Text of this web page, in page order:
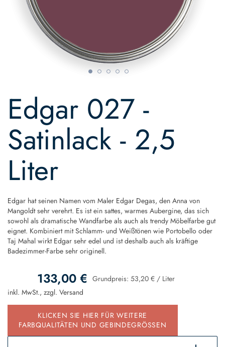
Edgar 027 -
Satinlack - 2,5
Liter
Edgar hat seinen Namen vom Maler Edgar Degas, den Anna von
Mangoldt sehr verehrt. Es ist ein sattes, warmes Aubergine, das sich
sowohl als dramatische Wandfarbe als auch als trendy Möbelfarbe gut
eignet. Kombiniert mit Schlamm- und Weißtönen wie Portobello oder
Taj Mahal wirkt Edgar sehr edel und ist deshalb auch als kräftige
Badezimmer-Farbe sehr originell.
133,00 € Grundpreis: 53,20 € / Liter
inkl. MwSt., zzgl. Versand
KLICKEN SIE HIER FÜR WEITERE
FARBQUALITÄTEN UND GEBINDEGRÖSSEN
the
beginning
the
images